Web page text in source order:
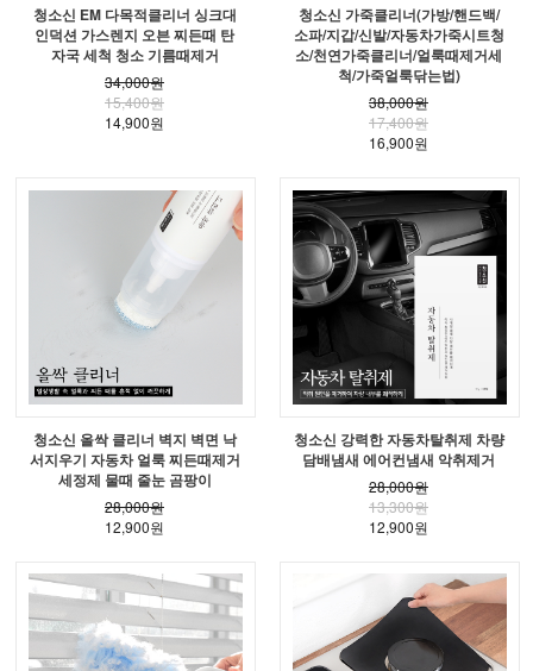
청소신 EM 다목적클리너 싱크대
인덕션 가스렌지 오븐 찌든때 탄
자국 세척 청소 기름때제거
34,000원
15,400원
14,900원
청소신 가죽클리너(가방/핸드백/
소파/지갑/신발/자동차가죽시트청
소/천연가죽클리너/얼룩때제거세
척/가죽얼룩닦는법)
38,000원
17,400원
16,900원
청소신 올싹 클리너 벽지 벽면 낙
서지우기 자동차 얼룩 찌든때제거
세정제 물때 줄눈 곰팡이
28,000원
12,900원
청소신 강력한 자동차탈취제 차량
담배냄새 에어컨냄새 악취제거
28,000원
13,300원
12,900원